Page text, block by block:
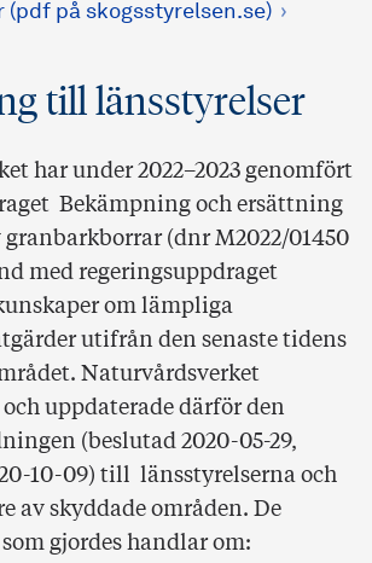
(pdf på skogsstyrelsen.se)
till länsstyrelser
har under 2022–2023 genomfört
Bekämpning och ersättning
(dnr M2022/01450
med regeringsuppdraget
om lämpliga
utifrån den senaste tidens
Naturvårdsverket
uppdaterade därför den
(beslutad 2020-05-29,
10-09) till länsstyrelserna och
av skyddade områden. De
gjordes handlar om: